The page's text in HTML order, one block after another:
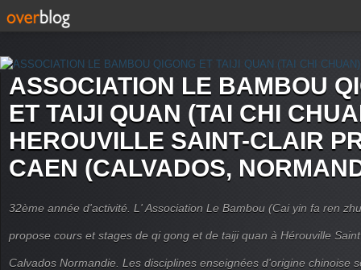
ASSOCIATION LE BAMBOU
ET TAIJI QUAN (TAI CHI
HEROUVILLE SAINT-CLAIR
CAEN (CALVADOS,
32ème année d'activité. L' Association Le Bambou (Cai yin fa ren
propose cours et stages de qi gong et de taiji quan à Hérouville
Calvados Normandie. Les disciplines enseignées d'origine chinoise